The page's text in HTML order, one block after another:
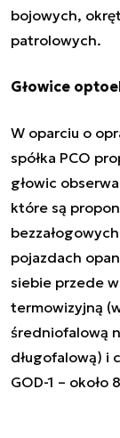
bojowych,
patrolowych.
Głowice
W oparciu o
spółka PCO
głowic
które są
pojazdach
siebie przede
termowizyjną
średniofalową
długofalową) i
GOD-1 – około